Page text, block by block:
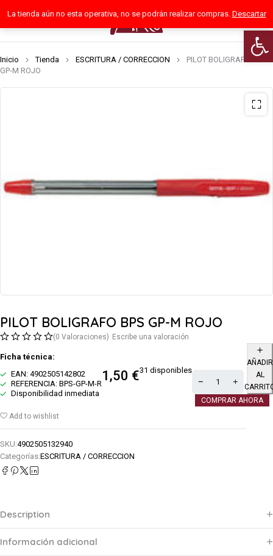
Abrir
La tienda aún no esta operativa, no se podrán realizar compras. Descartar
0
Inicio Tienda ESCRITURA / CORRECCION
PILOT BOLIGRAFO BPS
GP-M ROJO
PILOT BOLIGRAFO BPS GP-M ROJO
(0 Valoraciones) Escribe una valoración
Ficha técnica:
EAN: 4902505142802
REFERENCIA: BPS-GP-M-R
Disponibilidad inmediata
1,50 €31 disponibles
AÑADIR
AL
COMPRAR AHORA
Add to wishlist
SKU:4902505132940
Categorías:ESCRITURA / CORRECCION
Description
Información adicional